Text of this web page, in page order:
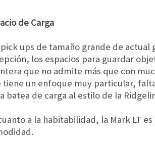
de Carga
pick ups de tamaño grande de actual
los espacios para guardar
que no admite más que con
tiene un enfoque muy particular,
batea de carga al estilo de la
a la habitabilidad, la Mark LT